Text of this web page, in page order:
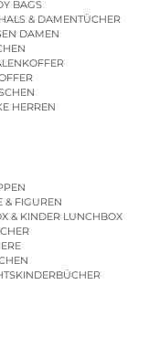
BAGS
& DAMENTÜCHER
DAMEN
HERREN
& FIGUREN
& KINDER LUNCHBOX